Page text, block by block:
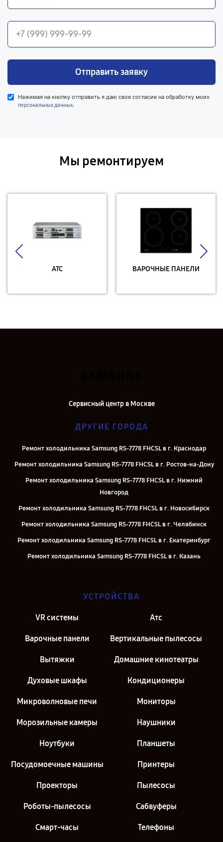
Отправить заявку
Нажимая на кнопку отправить я даю свое согласие на обработку моих
персональных данных.
Мы ремонтируем
АТС ВАРОЧНЫЕ ПАНЕЛИ
Сервисный центр в Москве
ДРУГИЕ ГОРОДА
Ремонт холодильника Samsung RS-7778 FHCSL в г. Краснодар
Ремонт холодильника Samsung RS-7778 FHCSL в г. Ростов-на-Дону
Ремонт холодильника Samsung RS-7778 FHCSL в г. Нижний
Новгород
Ремонт холодильника Samsung RS-7778 FHCSL в г. Новосибирск
Ремонт холодильника Samsung RS-7778 FHCSL в г. Челябинск
Ремонт холодильника Samsung RS-7778 FHCSL в г. Екатеринбург
Ремонт холодильника Samsung RS-7778 FHCSL в г. Казань
УСТРОЙСТВА
VR системы Атс
Варочные панели Вертикальные пылесосы
Вытяжки Домашние кинотеатры
Духовые шкафы Кондиционеры
Микроволновые печи Мониторы
Морозильные камеры Наушники
Ноутбуки Планшеты
Посудомоечные машины Принтеры
Проекторы Пылесосы
Роботы-пылесосы Сабвуферы
Смарт-часы Телефоны